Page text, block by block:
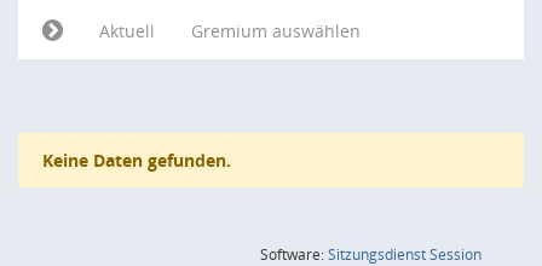
Aktuell
Gremium auswählen
Keine Daten gefunden.
Software:SitzungsdienstSession(Wird in